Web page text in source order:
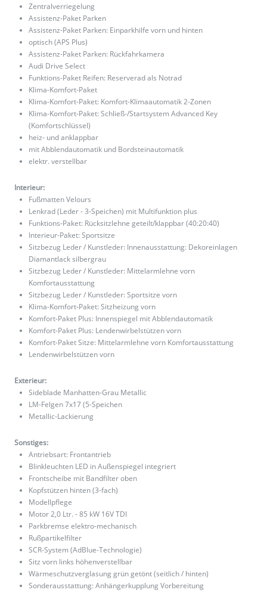
Zentralverriegelung
Assistenz-Paket Parken
Assistenz-Paket Parken: Einparkhilfe vorn und hinten
optisch (APS Plus)
Assistenz-Paket Parken: Rückfahrkamera
Audi Drive Select
Funktions-Paket Reifen: Reserverad als Notrad
Klima-Komfort-Paket
Klima-Komfort-Paket: Komfort-Klimaautomatik 2-Zonen
Klima-Komfort-Paket: Schließ-/Startsystem Advanced Key
(Komfortschlüssel)
heiz- und anklappbar
mit Abblendautomatik und Bordsteinautomatik
elektr. verstellbar
Interieur:
Fußmatten Velours
Lenkrad (Leder - 3-Speichen) mit Multifunktion plus
Funktions-Paket: Rücksitzlehne geteilt/klappbar (40:20:40)
Interieur-Paket: Sportsitze
Sitzbezug Leder / Kunstleder: Innenausstattung: Dekoreinlagen
Diamantlack silbergrau
Sitzbezug Leder / Kunstleder: Mittelarmlehne vorn
Komfortausstattung
Sitzbezug Leder / Kunstleder: Sportsitze vorn
Klima-Komfort-Paket: Sitzheizung vorn
Komfort-Paket Plus: Innenspiegel mit Abblendautomatik
Komfort-Paket Plus: Lendenwirbelstützen vorn
Komfort-Paket Sitze: Mittelarmlehne vorn Komfortausstattung
Lendenwirbelstützen vorn
Exterieur:
Sideblade Manhatten-Grau Metallic
LM-Felgen 7x17 (5-Speichen
Metallic-Lackierung
Sonstiges:
Antriebsart: Frontantrieb
Blinkleuchten LED in Außenspiegel integriert
Frontscheibe mit Bandfilter oben
Kopfstützen hinten (3-fach)
Modellpflege
Motor 2,0 Ltr. - 85 kW 16V TDI
Parkbremse elektro-mechanisch
Rußpartikelfilter
SCR-System (AdBlue-Technologie)
Sitz vorn links höhenverstellbar
Wärmeschutzverglasung grün getönt (seitlich / hinten)
Sonderausstattung: Anhängerkupplung Vorbereitung